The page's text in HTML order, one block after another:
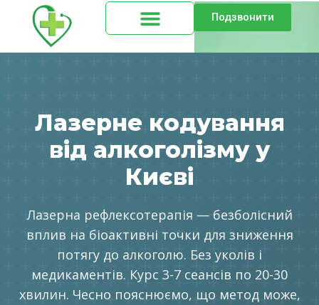
Подзвонити
Лазерне кодування
від алкоголізму у
Києві
Лазерна рефлексотерапія — безболісний
вплив на біоактивні точки для зниження
потягу до алкоголю. Без уколів і
медикаментів. Курс 3-7 сеансів по 20-30
хвилин. Чесно пояснюємо, що метод може,